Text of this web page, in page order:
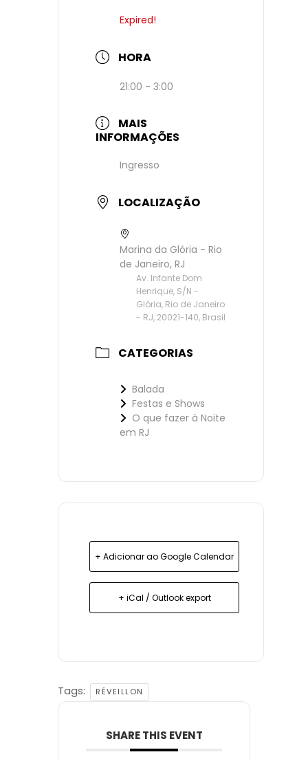
Expired!
HORA
21:00 - 3:00
MAIS
INFORMAÇÕES
Ingresso
LOCALIZAÇÃO
Marina da Glória - Rio
de Janeiro, RJ
Av. Infante Dom
Henrique, S/N -
Glória, Rio de Janeiro
- RJ, 20021-140, Brasil
CATEGORIAS
Balada
Festas e Shows
O que fazer à Noite
em RJ
+ Adicionar ao Google Calendar
+ iCal / Outlook export
Tags: RÉVEILLON
SHARE THIS EVENT